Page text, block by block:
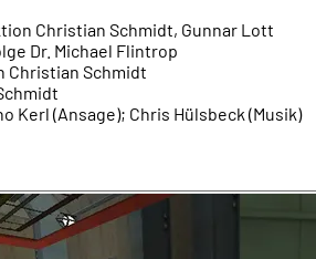
Clancy's SSN (1996)
von Red Storm Entertainment
Christian Schmidt, Gunnar Lott
Dr. Michael Flintrop
Christian Schmidt
Kerl (Ansage); Chris Hülsbeck (Musik)